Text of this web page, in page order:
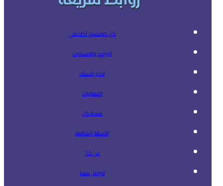
كُنْ كوتشينج أكاديمي
البرامج والمسارات
إحجز جلستك
الفعاليات
صحبة كُنْ
الأسئلة الشائعة
عن كُنْ
تواصل معنا